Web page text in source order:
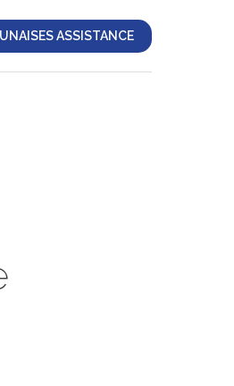
ASSISTANCE